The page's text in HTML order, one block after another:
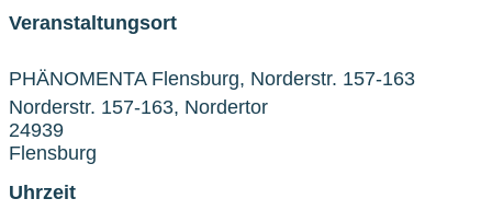
Veranstaltungsort
PHÄNOMENTA Flensburg, Norderstr. 157-163
Norderstr. 157-163, Nordertor
24939
Flensburg
Uhrzeit